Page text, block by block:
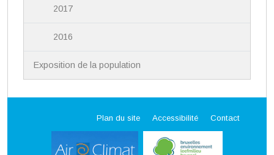
2017
2016
Exposition de la population
Plan du site Accessibilité Contact